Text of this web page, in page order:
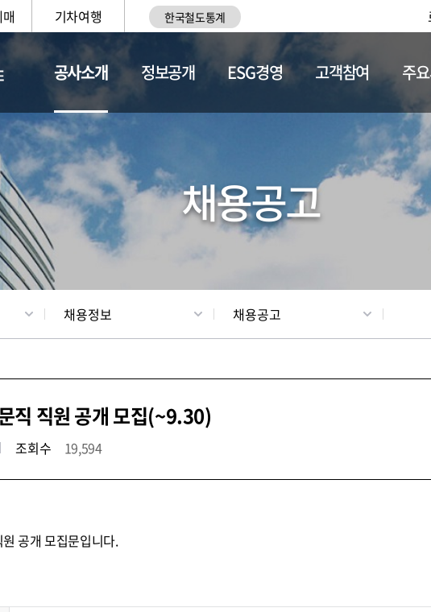
기차여행 한국철도통계
공사소개
일반현황 채용정보
정보공개 ESG경영 고객참여 주
채용공고
채용정보 채용공고
직 직원 공개 모집(~9.30)
조회수 19,594
공개 모집문입니다.